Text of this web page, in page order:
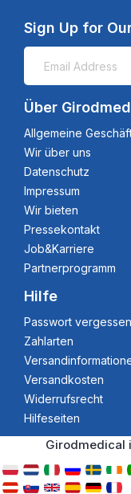
Sign Up for
Über
Allgemeine
Wir über uns
Datenschutz
Impressum
Wir bieten
Pressekontakt
Job&Karriere
Partnerprogramm
Hilfe
Passwort
Zahlarten
Versandkosten
Widerrufsrecht
Hilfeseiten
Girodmedical